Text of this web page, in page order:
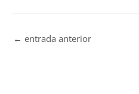
← entrada anterior